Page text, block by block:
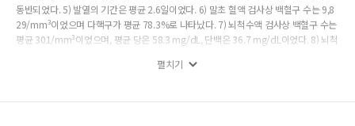
동반되었다. 5) 발열의 기간은 평균 2.6일이었다. 6) 말초 혈액 검사상 백혈구 수는 9,8
29/mm³이었으며 다핵구가 평균 78.3%로 나타났다. 7) 뇌척수액 검사상 백혈구 수는
평균 301/mm³이었으며, 평균 당은 58.3 mg/dL, 단백은 36.7 mg/dL이었다. 8) 뇌척
례, echovirus 25가 2례, echovirus 30이 1레에서 검출되었다. 결 론 : 2002년도 4월
이러스는 echovirus 6, 9, 13, 25, 30으로 추정된다.
펼치기